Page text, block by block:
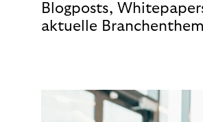
Blogposts,
aktuelle